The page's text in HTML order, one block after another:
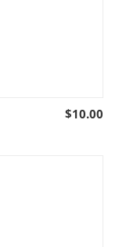
$10.00